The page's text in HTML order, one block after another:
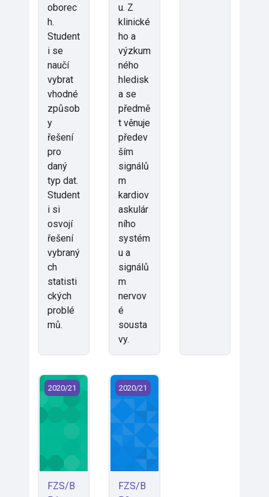
oborec
h.
Student
i se
naučí
vybrat
vhodné
způsob
y
řešení
pro
daný
typ dat.
Student
i si
osvojí
řešení
vybraný
ch
statisti
ckých
problé
mů.
u. Z
klinické
ho a
výzkum
ného
hledisk
a se
předmě
t věnuje
předev
ším
signálů
m
kardiov
askulár
ního
systém
u a
signálů
m
nervov
é
sousta
vy.
FZS/BP1 - Bakalářská práce 1 (2020)
2020/21
FZS/B
FZS/BP2 - Bakalářská práce 2
2020/21
FZS/B